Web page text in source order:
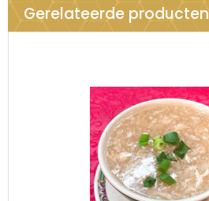
Gerelateerde producten